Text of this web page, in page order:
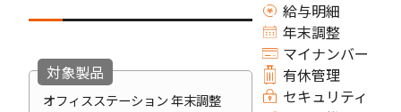
対象製品
オフィスステーション 年末調整
給与明細
年末調整
マイナンバー
有休管理
セキュリティ